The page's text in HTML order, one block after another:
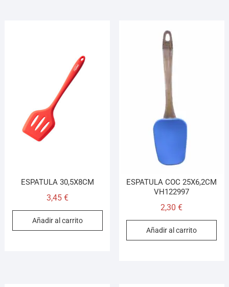
ESPATULA 30,5X8CM
3,45 €
Añadir al carrito
ESPATULA COC 25X6,2CM
VH122997
2,30€
Añadir al carrito